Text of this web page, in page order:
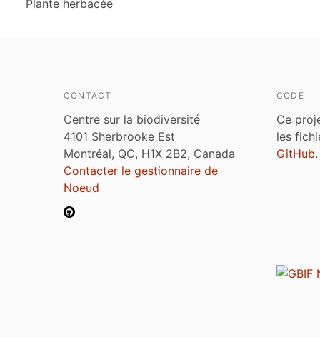
Plante herbacée
CONTACT
Centre sur la biodiversité
4101 Sherbrooke Est
Montréal, QC, H1X 2B2, Canada
Contacter le gestionnaire de
Noeud
CODE
Ce
les
GitHub.